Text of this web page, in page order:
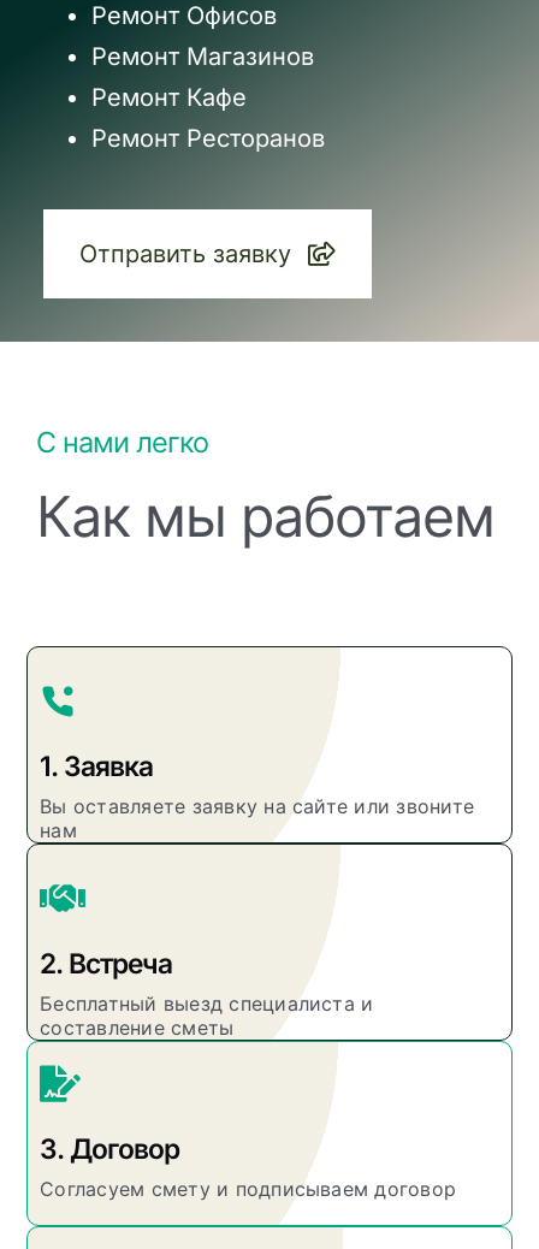
Ремонт Офисов
Ремонт Магазинов
Ремонт Кафе
Ремонт Ресторанов
Отправить заявку
С нами легко
Как мы работаем
1. Заявка
Вы оставляете заявку на сайте или звоните
нам
2. Встреча
Бесплатный выезд специалиста и
составление сметы
3. Договор
Согласуем смету и подписываем договор